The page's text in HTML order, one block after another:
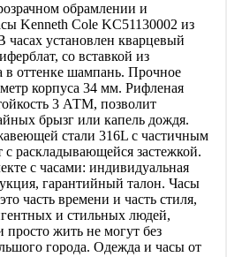
обрамлении и
Kenneth Cole KC51130002 из
часах установлен кварцевый
со вставкой из
в оттенке шампань. Прочное
корпуса 34 мм. Рифленая
3 АТМ, позволит
брызг или капель дождя.
стали 316L с частичным
раскладывающейся застежкой.
с часами: индивидуальная
гарантийный талон. Часы
часть времени и часть стиля,
и стильных людей,
просто жить не могут без
города. Одежда и часы от